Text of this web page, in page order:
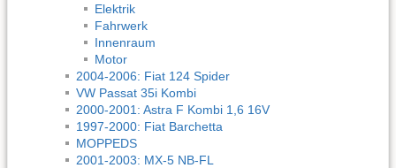
Elektrik
Fahrwerk
Innenraum
Motor
2004-2006: Fiat 124 Spider
VW Passat 35i Kombi
2000-2001: Astra F Kombi 1,6 16V
1997-2000: Fiat Barchetta
MOPPEDS
2001-2003: MX-5 NB-FL